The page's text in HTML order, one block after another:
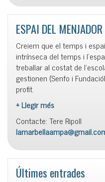
ESPAI DEL MENJADOR
Creiem que el temps i
intrínseca del temps i
treballar al costat de
gestionen (Senfo i
profit.
+ Llegir més
Contacte: Tere Ripoll
Últimes entrades